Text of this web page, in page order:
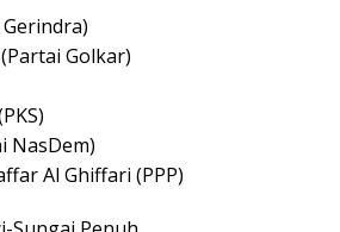
Golkar)
NasDem)
Al Ghiffari (PPP)